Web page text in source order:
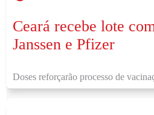
Ceará recebe lote
Janssen e Pfizer
Doses reforçarão processo de